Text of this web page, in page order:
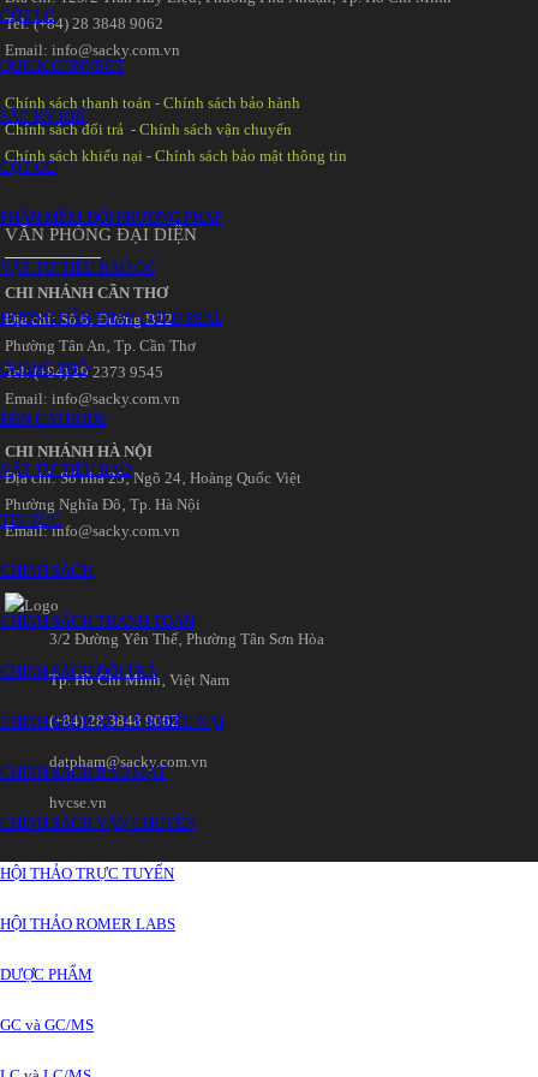
CỘT LC
QUICK CONNECT
SẮC KÝ KHÍ
CỘT GC
PHẦN MỀM ĐỔI PHƯƠNG PHÁP
VẬT TƯ TIÊU HAO GC
HƯỚNG DẪN THAY GOLD SEAL
QUANG PHỔ
ĐÈN CATHODE
VẬT TƯ TIÊU HAO
TIN TỨC
CHÍNH SÁCH
CHÍNH SÁCH THANH TOÁN
CHÍNH SÁCH ĐỔI TRẢ
CHÍNH SÁCH XỬ LÝ KHIẾU NẠI
CHÍNH SÁCH BẢO MẬT
CHÍNH SÁCH VẬN CHUYỂN
HỘI THẢO TRỰC TUYẾN
HỘI THẢO ROMER LABS
DƯỢC PHẨM
GC và GC/MS
Tel: (+84) 28 3848 9062
Email: info@sacky.com.vn
Chính sách thanh toán -Chính sách bảo hành
Chính sách đổi trả -Chính sách vận chuyển
Chính sách khiếu nại -Chính sách bảo mật thông tin
VĂN PHÒNG ĐẠI DIỆN
CHI NHÁNH CẦN THƠ
Địa chỉ: Số 6‚ Đường B22
Phường Tân An‚ Tp. Cần Thơ
Tel: (+84) 29 2373 9545
Email: info@sacky.com.vn
CHI NHÁNH HÀ NỘI
Địa chỉ: Số nhà 25‚ Ngõ 24‚ Hoàng Quốc Việt
Phường Nghĩa Đô‚ Tp. Hà Nội
Email: info@sacky.com.vn
3/2 Đường Yên Thế‚ Phường Tân Sơn Hòa
Tp. Hồ Chí Minh‚ Việt Nam
(+84) 28 3848 9062
datpham@sacky.com.vn
hvcse.vn